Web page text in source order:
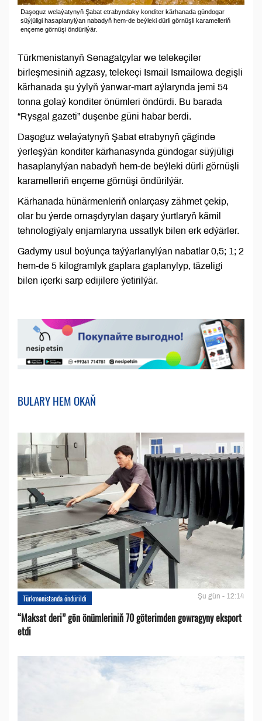
Daşoguz welaýatynyň Şabat etrabyndaky konditer kärhanada gündogar
süýjüligi hasaplanylýan nabadyň hem-de beýleki dürli görnüşli karamelleriň
ençeme görnüşi öndürilýär.
Türkmenistanyň Senagatçylar we telekeçiler
birleşmesiniň agzasy, telekeçi Ismail Ismailowa degişli
kärhanada şu ýylyň ýanwar-mart aýlarynda jemi 54
tonna golaý konditer önümleri öndürdi. Bu barada
“Rysgal gazeti” duşenbe güni habar berdi.
Daşoguz welaýatynyň Şabat etrabynyň çäginde
ýerleşýän konditer kärhanasynda gündogar süýjüligi
hasaplanylýan nabadyň hem-de beýleki dürli görnüşli
karamelleriň ençeme görnüşi öndürilýär.
Kärhanada hünärmenleriň onlarçasy zähmet çekip,
olar bu ýerde ornaşdyrylan daşary ýurtlaryň kämil
tehnologiýaly enjamlaryna ussatlyk bilen erk edýärler.
Gadymy usul boýunça taýýarlanylýan nabatlar 0,5; 1; 2
hem-de 5 kilogramlyk gaplara gaplanylyp, täzeligi
bilen içerki sarp edijilere ýetirilýär.
BULARY HEM OKAŇ
Türkmenistanda öndürildi Şu gün - 12:14
“Maksat deri” gön önümleriniň 70 göterimden gowragyny eksport
etdi